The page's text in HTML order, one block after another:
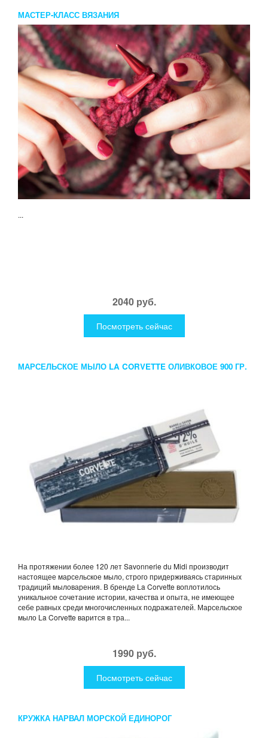
МАСТЕР-КЛАСС ВЯЗАНИЯ
...
2040 руб.
Посмотреть сейчас
МАРСЕЛЬСКОЕ МЫЛО LA CORVETTE ОЛИВКОВОЕ 900 ГР.
На протяжении более 120 лет Savonnerie du Midi производит
настоящее марсельское мыло, строго придерживаясь старинных
традиций мыловарения. В бренде La Corvette воплотилось
уникальное сочетание истории, качества и опыта, не имеющее
себе равных среди многочисленных подражателей. Марсельское
мыло La Corvette варится в тра...
1990 руб.
Посмотреть сейчас
КРУЖКА НАРВАЛ МОРСКОЙ ЕДИНОРОГ